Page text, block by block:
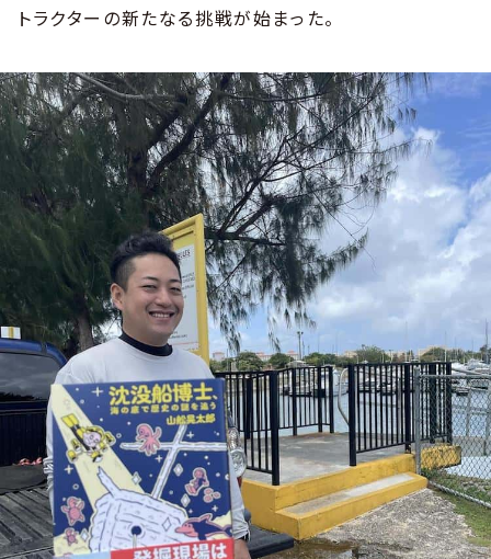
トラクターの新たなる挑戦が始まった。